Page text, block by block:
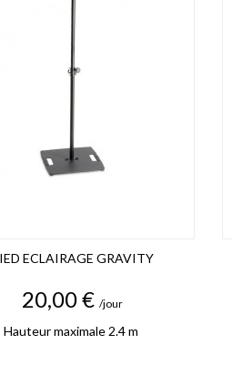
ECLAIRAGE GRAVITY
Prix
20,00 € /jour
Hauteur maximale 2.4 m